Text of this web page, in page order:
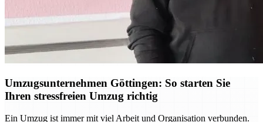
Umzugsunternehmen Göttingen: So starten Sie
Ihren stressfreien Umzug richtig
Ein Umzug ist immer mit viel Arbeit und Organisation verbunden.